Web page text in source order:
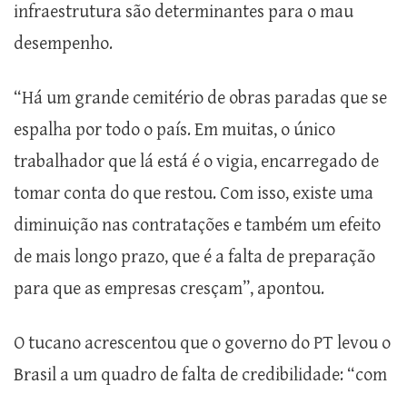
infraestrutura são determinantes para o mau
desempenho.
“Há um grande cemitério de obras paradas que se
espalha por todo o país. Em muitas, o único
trabalhador que lá está é o vigia, encarregado de
tomar conta do que restou. Com isso, existe uma
diminuição nas contratações e também um efeito
de mais longo prazo, que é a falta de preparação
para que as empresas cresçam”, apontou.
O tucano acrescentou que o governo do PT levou o
Brasil a um quadro de falta de credibilidade: “com